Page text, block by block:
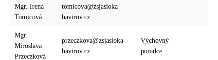
Mgr. Irena
Tomicová
tomicova@zsjasioka-
havirov.cz
Mgr.
Miroslava
Przeczková
przeczkova@zsjasioka-
havirov.cz
Výchovný
poradce